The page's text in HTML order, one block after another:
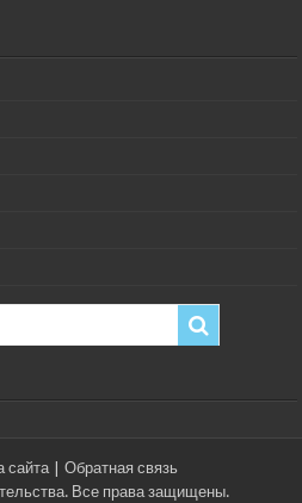
сайта| Обратная связь
Все права защищены.